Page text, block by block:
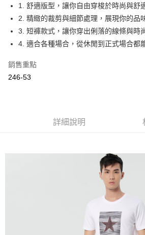
運送方式
付款後全家取貨
每筆NT$60，滿NT$1,000(含以上)免運費
1. 舒適版型，讓你自由穿梭於時尚與舒
2. 精緻的裁剪與細節處理，展現你的品
3. 短褲款式，讓你穿出俐落的線條與時
4. 適合各種場合，從休閒到正式場合都
銷售重點
246-53
詳細說明